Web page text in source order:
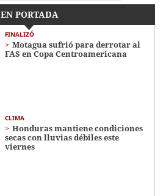
EN PORTADA
FINALIZÓ
Motagua sufrió para derrotar al
FAS en Copa Centroamericana
CLIMA
Honduras mantiene condiciones
secas con lluvias débiles este
viernes